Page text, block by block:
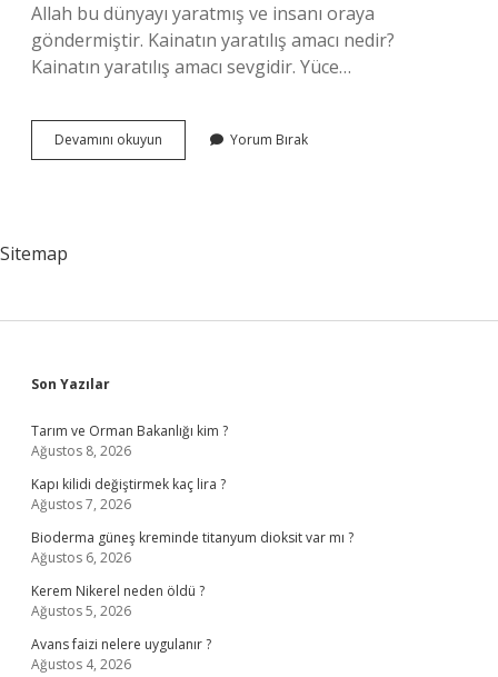
Allah bu dünyayı yaratmış ve insanı oraya
göndermiştir. Kainatın yaratılış amacı nedir?
Kainatın yaratılış amacı sevgidir. Yüce…
Devamını okuyun
Göre
Yorum Bırak
Sitemap
Sidebar
Son Yazılar
Tarım ve Orman Bakanlığı kim ?
Ağustos 8, 2026
Kapı kilidi değiştirmek kaç lira ?
Ağustos 7, 2026
Bioderma güneş kreminde titanyum dioksit var mı ?
Ağustos 6, 2026
Kerem Nikerel neden öldü ?
Ağustos 5, 2026
Avans faizi nelere uygulanır ?
Ağustos 4, 2026